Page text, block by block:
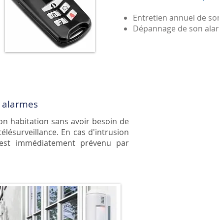
habitation sans avoir besoin de
En cas d'intrusion
immédiatement prévenu par
Entretien annuel de
Dépannage de son